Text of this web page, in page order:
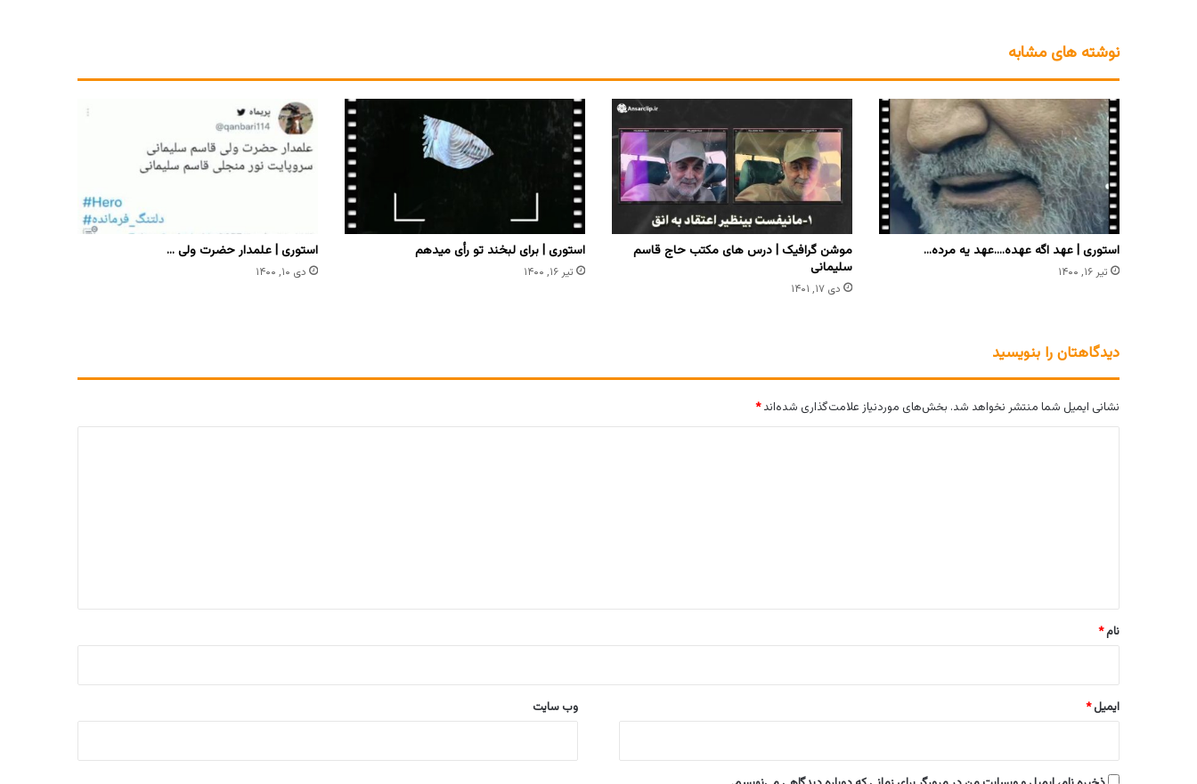
نوشته های مشابه
استوری | عهد اگه عهده….عهد یه مرده…
تیر ۱۶, ۱۴۰۰
موشن گرافیک | درس های مکتب حاج قاسم
سلیمانی
دی ۱۷, ۱۴۰۱
استوری | برای لبخند تو رأی میدهم
تیر ۱۶, ۱۴۰۰
استوری | علمدار حضرت ولی …
دی ۱۰, ۱۴۰۰
دیدگاهتان را بنویسید
نشانی ایمیل شما منتشر نخواهد شد. بخش‌های موردنیاز علامت‌گذاری شده‌اند*
نام*
ایمیل* وب‌ سایت